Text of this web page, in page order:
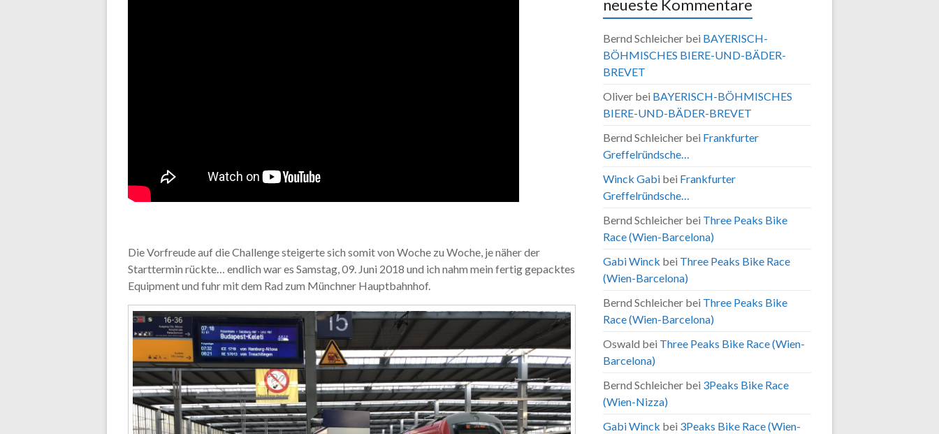
Die Vorfreude auf die Challenge steigerte sich somit von Woche zu Woche, je näher der
Starttermin rückte… endlich war es Samstag, 09. Juni 2018 und ich nahm mein fertig gepacktes
Equipment und fuhr mit dem Rad zum Münchner Hauptbahnhof.
neueste Kommentare
Bernd Schleicherbei BAYERISCH-
BÖHMISCHES BIERE-UND-BÄDER-
BREVET
Oliverbei BAYERISCH-BÖHMISCHES
BIERE-UND-BÄDER-BREVET
Bernd Schleicherbei Frankfurter
Greffelründsche…
Winck Gabibei Frankfurter
Greffelründsche…
Bernd Schleicherbei Three Peaks Bike
Race (Wien-Barcelona)
Gabi Winck bei Three Peaks Bike Race
(Wien-Barcelona)
Bernd Schleicherbei Three Peaks Bike
Race (Wien-Barcelona)
Oswald bei Three Peaks Bike Race (Wien-
Barcelona)
Bernd Schleicherbei 3Peaks Bike Race
(Wien-Nizza)
Gabi Winck bei 3Peaks Bike Race (Wien-